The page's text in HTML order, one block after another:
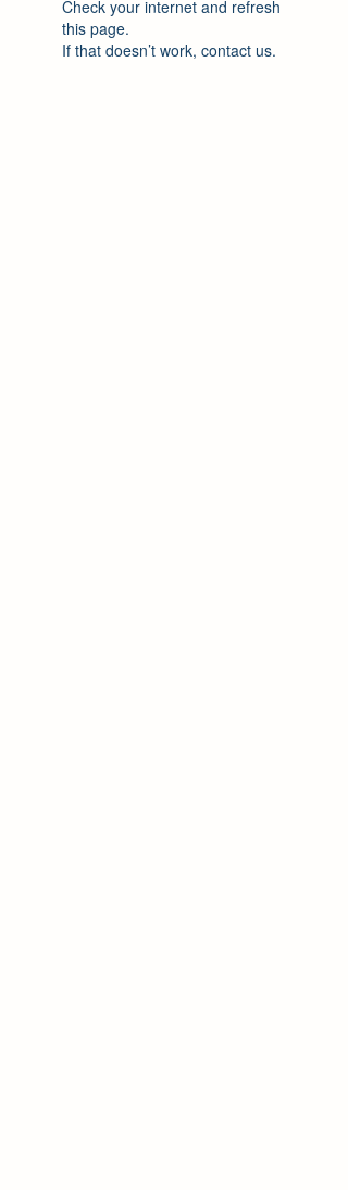
Check your internet and refresh
this page.
If that doesn’t work, contact us.